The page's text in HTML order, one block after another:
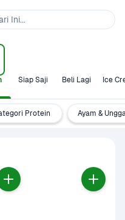
Siap Saji Beli Lagi Ice
Protein Ayam &
Ini...